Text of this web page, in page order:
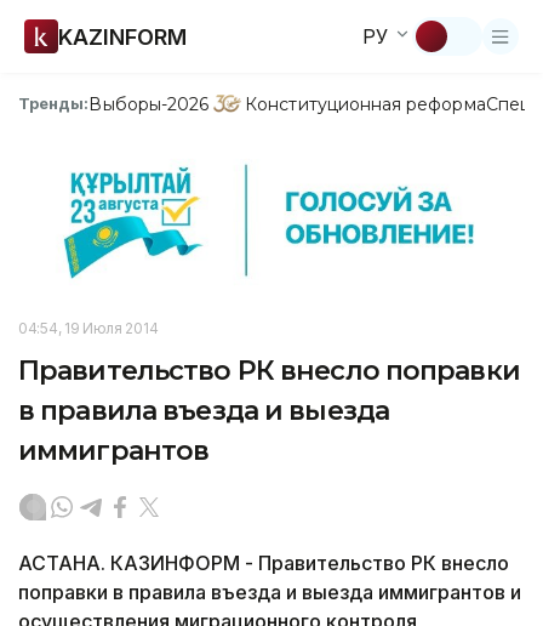
KAZINFORM РУ
Тренды:Выборы-2026 Конституционная реформа
04:54, 19 Июля 2014
Правительство РК внесло поправки
в правила въезда и выезда
иммигрантов
АСТАНА. КАЗИНФОРМ - Правительство РК внесло
поправки в правила въезда и выезда иммигрантов и